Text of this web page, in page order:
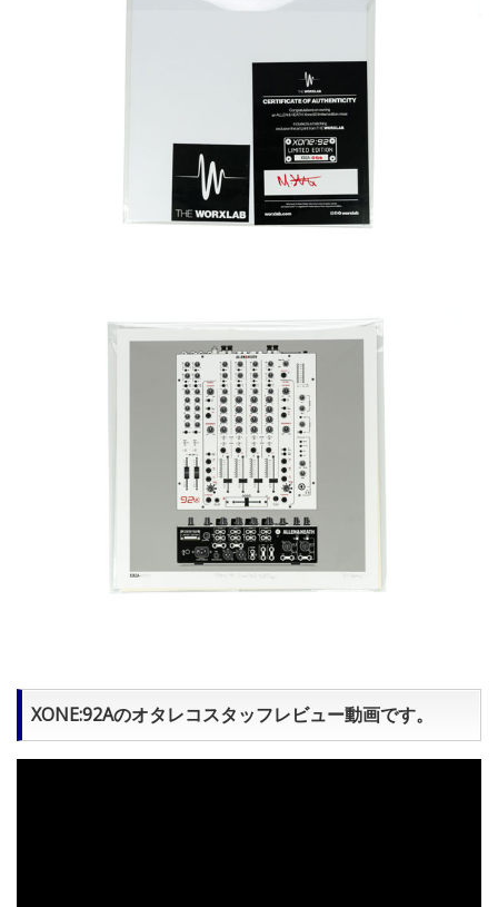
XONE:92Aのオタレコスタッフレビュー動画です。